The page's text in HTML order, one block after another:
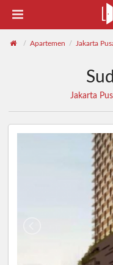
/ Apartemen / Jakarta
Jakarta